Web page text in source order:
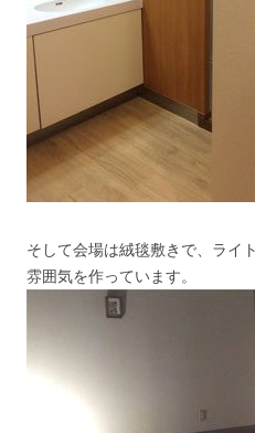
そして会場は絨毯敷きで、ライ
雰囲気を作っています。